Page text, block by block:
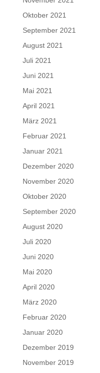
Oktober 2021
September 2021
August 2021
Juli 2021
Juni 2021
Mai 2021
April 2021
März 2021
Februar 2021
Januar 2021
Dezember 2020
November 2020
Oktober 2020
September 2020
August 2020
Juli 2020
Juni 2020
Mai 2020
April 2020
März 2020
Februar 2020
Januar 2020
Dezember 2019
November 2019